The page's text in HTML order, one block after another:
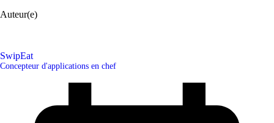
Auteur(e)
SwipEat
Concepteur d'applications en chef